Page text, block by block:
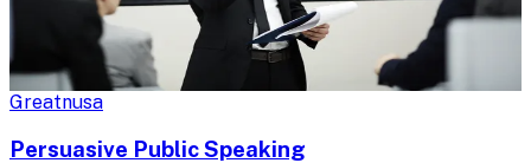
Greatnusa
Persuasive Public Speaking